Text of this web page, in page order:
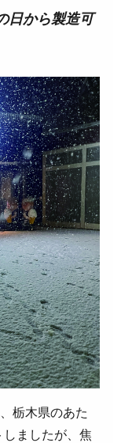
日から製造可
栃木県のあた
ましたが、焦